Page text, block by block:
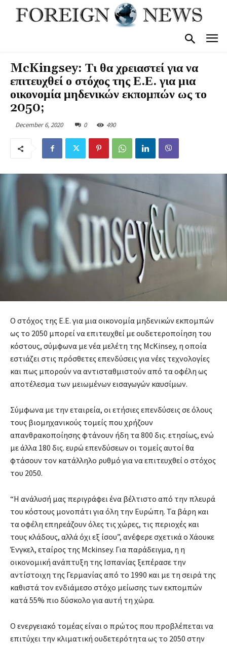
McKingsey: Τι θα χρειαστεί για να
επιτευχθεί ο στόχος της Ε.Ε. για μια
οικονομία μηδενικών εκπομπών ως το
2050;
December 6, 2020 0 490
Ο στόχος της Ε.Ε. για μια οικονομία μηδενικών εκπομπών
ως το 2050 μπορεί να επιτευχθεί με ουδετεροποίηση του
κόστους, σύμφωνα με νέα μελέτη της McKinsey, η οποία
εστιάζει στις πρόσθετες επενδύσεις για νέες τεχνολογίες
και πως μπορούν να αντισταθμιστούν από τα οφέλη ως
αποτέλεσμα των μειωμένων εισαγωγών καυσίμων.
Σύμφωνα με την εταιρεία, οι ετήσιες επενδύσεις σε όλους
τους βιομηχανικούς τομείς που χρήζουν
απανθρακοποίησης φτάνουν ήδη τα 800 δις. ετησίως, ενώ
με άλλα 180 δις. ευρώ επενδύσεων οι τομείς αυτοί θα
φτάσουν τον κατάλληλο ρυθμό για να επιτευχθεί ο στόχος
του 2050.
“Η ανάλυσή μας περιγράφει ένα βέλτιστο από την πλευρά
του κόστους μονοπάτι για όλη την Ευρώπη. Τα βάρη και
τα οφέλη επηρεάζουν όλες τις χώρες, τις περιοχές και
τους κλάδους, αλλά όχι εξ ίσου”, ανέφερε σχετικά ο Χάουκε
Ένγκελ, εταίρος της Mckinsey. Για παράδειγμα, η η
οικονομική ανάπτυξη της Ισπανίας ξεπέρασε την
αντίστοιχη της Γερμανίας από το 1990 και με τη σειρά της
καθιστά τον ενδιάμεσο στόχο μείωσης των εκπομπών
κατά 55% πιο δύσκολο για αυτή τη χώρα.
Ο ενεργειακό τομέας είναι ο πρώτος που προβλέπεται να
επιτύχει την κλιματική ουδετερότητα ως το 2050 στην